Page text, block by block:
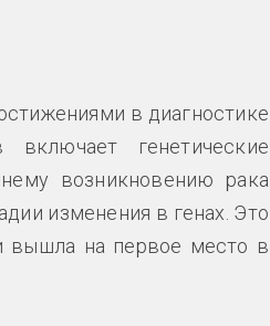
в диагностике
генетические
возникновению рака
изменения в генах. Это
вышла на первое место в